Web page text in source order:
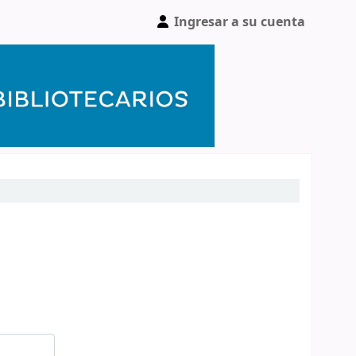
Ingresar a su cuenta